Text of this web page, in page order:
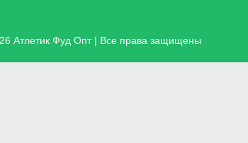
Атлетик Фуд Опт | Все права защищены